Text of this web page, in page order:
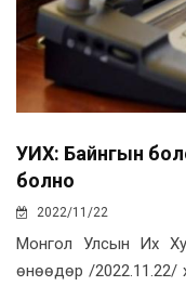
УИХ: Байнгын
болно
2022/11/22
Монгол Улсын Их
өнөөдөр /2022.11.22/